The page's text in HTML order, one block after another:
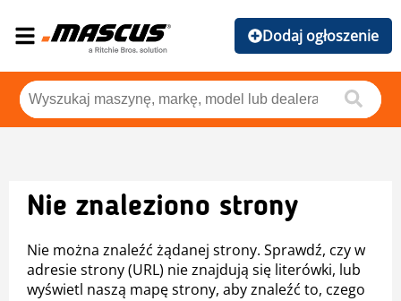
Dodaj ogłoszenie
Nie znaleziono strony
Nie można znaleźć żądanej strony. Sprawdź, czy w
adresie strony (URL) nie znajdują się literówki, lub
wyświetl naszą mapę strony, aby znaleźć to, czego